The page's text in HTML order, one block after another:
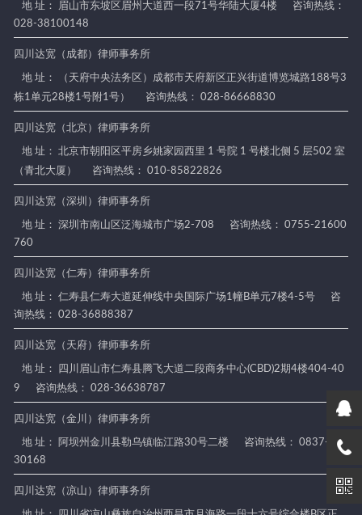
地 址： 眉山市东坡区眉州大道西一段71号华陆大厦4楼
咨询热线：
028-38100148
四川达宽（成都）律师事务所
地 址： （天府中央法务区）成都市天府新区正兴街道博览城路188号3
栋1单元28楼1号附1号）
咨询热线： 028-86668830
四川达宽（北京）律师事务所
地 址： 北京市朝阳区平房乡姚家园西里 1 号院 1 号楼北侧 5 层502 室
（青北大厦）
咨询热线： 010-85822826
四川达宽（深圳）律师事务所
地 址： 深圳市南山区泛海城市广场2-708
咨询热线： 0755-21600
760
四川达宽（仁寿）律师事务所
地 址： 仁寿县仁寿大道延伸线中央国际广场1幢B单元7楼4-5号
咨
询热线： 028-36888387
四川达宽（天府）律师事务所
地 址： 四川眉山市仁寿县腾飞大道二段商务中心(CBD)2期4楼404-40
9
咨询热线： 028-36638787
四川达宽（金川）律师事务所
地 址： 阿坝州金川县勒乌镇临江路30号二楼
咨询热线： 0837-88
30168
四川达宽（凉山）律师事务所